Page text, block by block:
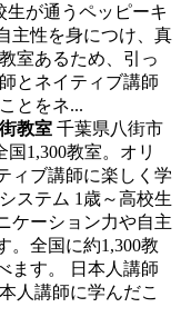
生が通うペッピーキ
主性を身につけ、真
室あるため、引っ
とネイティブ講師
とをネ...
教室 千葉県八街市
国1,300教室。オリ
ィブ講師に楽しく学
ステム 1歳～高校生
ケーション力や自主
。全国に約1,300教
ます。 日本人講師
人講師に学んだこ